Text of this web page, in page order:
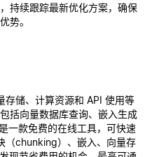
持续跟踪最新优化方案，确保
势。
存储、计算资源和 API 使用等
括向量数据库查询、嵌入生成
一款免费的在线工具，可快速
（chunking）、嵌入、向量存